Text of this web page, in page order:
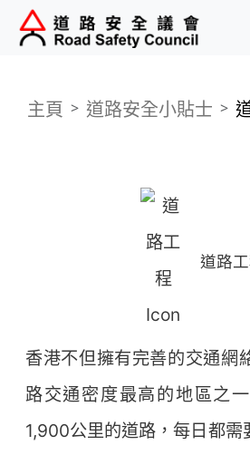
主頁 道路安全小貼士
道路
香港不但擁有完善的交通網
路交通密度最高的地區之
1,900公里的道路，每日都需